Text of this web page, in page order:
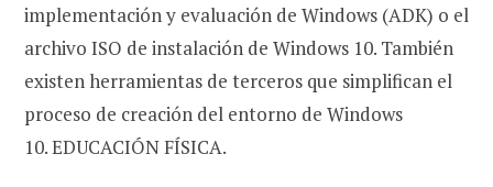
implementación y evaluación de Windows (ADK) o el
archivo ISO de instalación de Windows 10. También
existen herramientas de terceros que simplifican el
proceso de creación del entorno de Windows
10. EDUCACIÓN FÍSICA.